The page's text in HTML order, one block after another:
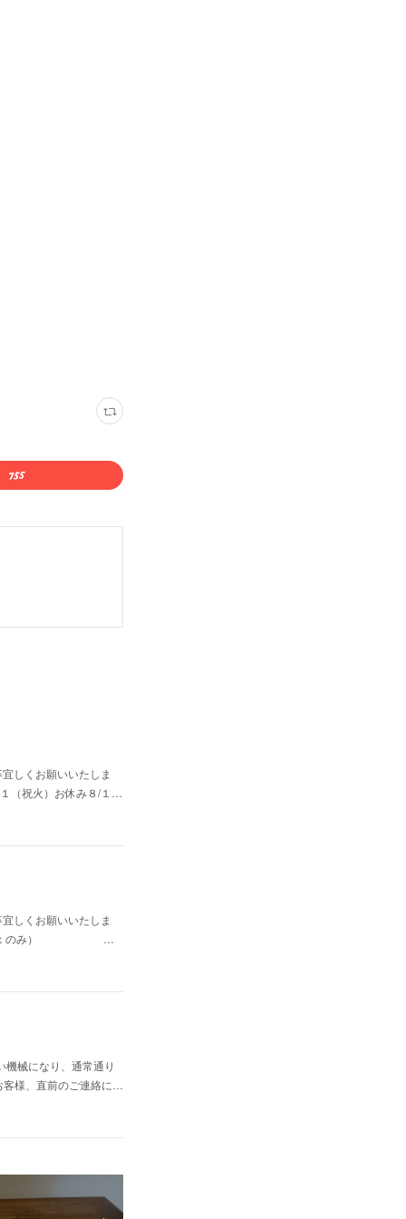
しくお願いいたしま
火）お休み８/１…
しくお願いいたしま
（ｃｕｔのみ） …
械になり、通常通り
客様、直前のご連絡に…